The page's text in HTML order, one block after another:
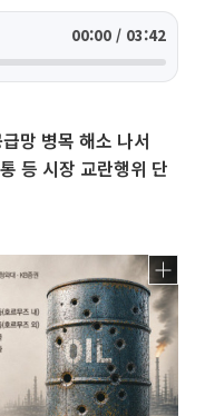
00:00 / 03:42
망 병목 해소 나서
등 시장 교란행위 단